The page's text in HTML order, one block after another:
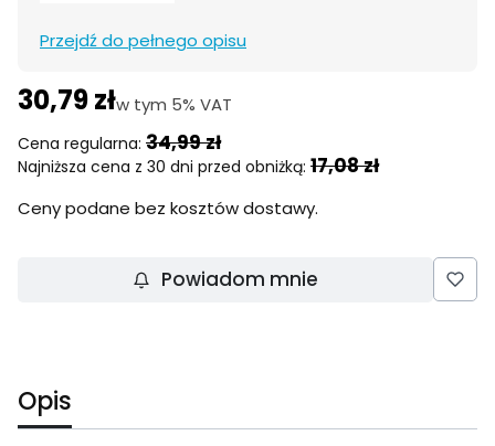
Przejdź do pełnego opisu
30,79 złw tym 5% VAT
w tym 5% VAT
Cena regularna: 34,99 zł
Najniższa cena z 30 dni przed obniżką: 17,08 zł
Ceny podane bez kosztów dostawy.
Powiadom mnie
Opis